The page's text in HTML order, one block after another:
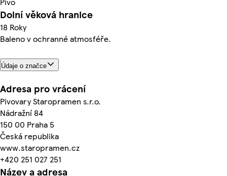
Dolní věková hranice
18 Roky
Baleno v ochranné atmosféře.
Údaje o značce
Adresa pro vrácení
Pivovary Staropramen s.r.o.
Nádražní 84
150 00 Praha 5
Česká republika
www.staropramen.cz
+420 251 027 251
Název a adresa